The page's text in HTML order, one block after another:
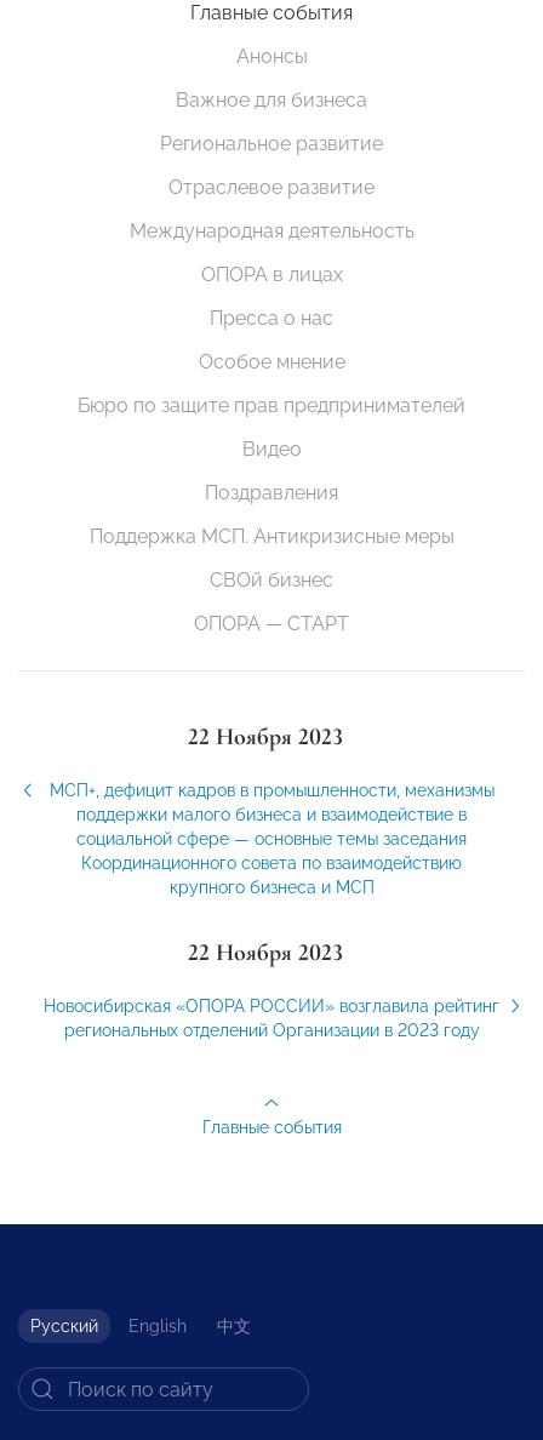
Главные события
Анонсы
Важное для бизнеса
Региональное развитие
Отраслевое развитие
Международная деятельность
ОПОРА в лицах
Пресса о нас
Особое мнение
Бюро по защите прав предпринимателей
Видео
Поздравления
Поддержка МСП. Антикризисные меры
СВОй бизнес
ОПОРА — СТАРТ
22 Ноября 2023
МСП+, дефицит кадров в промышленности, механизмы
поддержки малого бизнеса и взаимодействие в
социальной сфере — основные темы заседания
Координационного совета по взаимодействию
крупного бизнеса и МСП
22 Ноября 2023
Новосибирская «ОПОРА РОССИИ» возглавила рейтинг
региональных отделений Организации в 2023 году
Главные события
Русский English 中文